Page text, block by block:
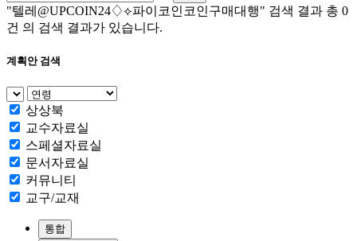
"텔레@UPCOIN24♢⟡파이코인코인구매대행" 검색 결과 총 0
건 의 검색 결과가 있습니다.
계획안 검색
상상북
교수자료실
스페셜자료실
문서자료실
커뮤니티
교구/교재
통합